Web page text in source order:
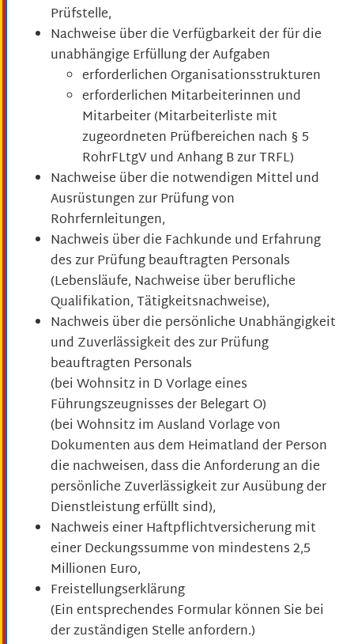
Prüfstelle,
Nachweise über die Verfügbarkeit der für die
unabhängige Erfüllung der Aufgaben
erforderlichen Organisationsstrukturen
erforderlichen Mitarbeiterinnen und
Mitarbeiter (Mitarbeiterliste mit
zugeordneten Prüfbereichen nach § 5
RohrFLtgV und Anhang B zur TRFL)
Nachweise über die notwendigen Mittel und
Ausrüstungen zur Prüfung von
Rohrfernleitungen,
Nachweis über die Fachkunde und Erfahrung
des zur Prüfung beauftragten Personals
(Lebensläufe, Nachweise über berufliche
Qualifikation, Tätigkeitsnachweise),
Nachweis über die persönliche Unabhängigkeit
und Zuverlässigkeit des zur Prüfung
beauftragten Personals
(bei Wohnsitz in D Vorlage eines
Führungszeugnisses der Belegart O)
(bei Wohnsitz im Ausland Vorlage von
Dokumenten aus dem Heimatland der Person
die nachweisen, dass die Anforderung an die
persönliche Zuverlässigkeit zur Ausübung der
Dienstleistung erfüllt sind),
Nachweis einer Haftpflichtversicherung mit
einer Deckungssumme von mindestens 2,5
Millionen Euro,
Freistellungserklärung
(Ein entsprechendes Formular können Sie bei
der zuständigen Stelle anfordern.)